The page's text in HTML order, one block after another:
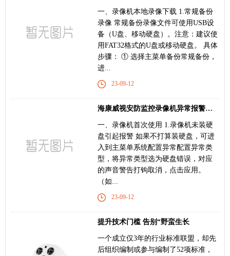
一、录像机本地录像下载 1.常规备份
录像 常规备份录像文件可使用USB设
备（U盘、移动硬盘）。注意：建议使
用FAT32格式的U盘或移动硬盘。 具体
步骤： ① 选择主菜单备份常规备份，
进...
23-09-12
海康威视安防监控录像机异常报警声取消操作指
一、录像机首次使用 1.录像机未装硬
盘引起报警 如果不打算装硬盘，可进
入到主菜单系统配置异常配置异常类
型，将异常类型选为硬盘错误，对应
的声音警告打钩取消，点击应用。
（如...
23-09-12
提升技术门槛 告别“野蛮生长
一个成立仅3年的行业标准联盟，却先
后组织编制或参与编制了52项标准，